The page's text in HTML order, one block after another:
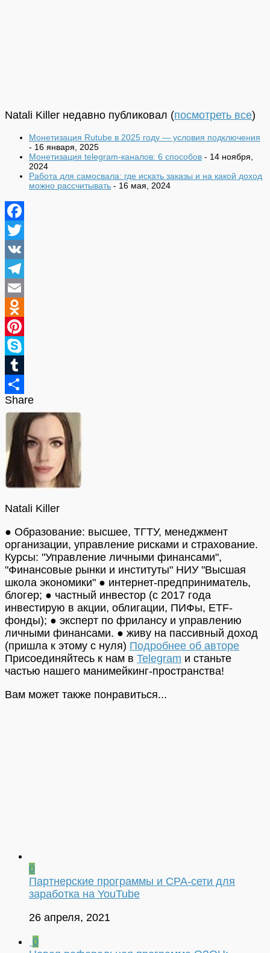
Natali Killer недавно публиковал (посмотреть все)
Монетизация Rutube в 2025 году — условия подключения
- 16 января, 2025
Монетизация telegram-каналов: 6 способов - 14 ноября,
2024
Работа для самосвала: где искать заказы и на какой доход
можно рассчитывать - 16 мая, 2024
Facebook
Twitter
VK
Telegram
Email
Odnoklassniki
Pinterest
Skype
Tumblr
Отправить
Share
Natali Killer
● Образование: высшее, ТГТУ, менеджмент
организации, управление рисками и страхование.
Курсы: "Управление личными финансами",
"Финансовые рынки и институты" НИУ "Высшая
школа экономики" ● интернет-предприниматель,
блогер; ● частный инвестор (с 2017 года
инвестирую в акции, облигации, ПИФы, ETF-
фонды); ● эксперт по фрилансу и управлению
личными финансами. ● живу на пассивный доход
(пришла к этому с нуля) Подробнее об авторе
Присоединяйтесь к нам в Telegram и станьте
частью нашего манимейкинг-пространства!
Вам может также понравиться...
0
Партнерские программы и CPA-сети для
заработка на YouTube
26 апреля, 2021
0